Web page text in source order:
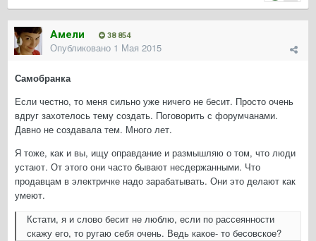
Амели 38 854
Опубликовано 1 Мая 2015
Самобранка
Если честно, то меня сильно уже ничего не бесит. Просто очень
вдруг захотелось тему создать. Поговорить с форумчанами.
Давно не создавала тем. Много лет.
Я тоже, как и вы, ищу оправдание и размышляю о том, что люди
устают. От этого они часто бывают несдержанными. Что
продавцам в электричке надо зарабатывать. Они это делают как
умеют.
Кстати, я и слово бесит не люблю, если по рассеянности
скажу его, то ругаю себя очень. Ведь какое- то бесовское?